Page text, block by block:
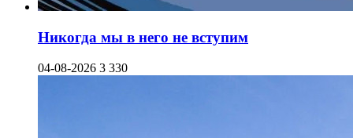
Никогда мы в него не вступим
04-08-2026 3 330